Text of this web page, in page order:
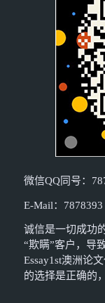
微信QQ同号：
E-Mail：7878393
诚信是一切成功
“欺瞒”客户，导
Essay1st澳洲论
的选择是正确的